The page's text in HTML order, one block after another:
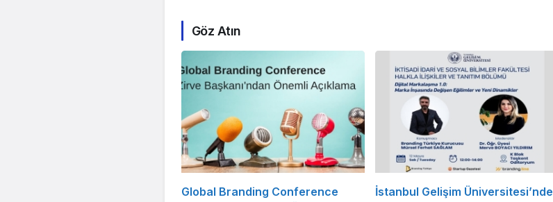
Göz Atın
Global Branding Conference
İstanbul Gelişim Üniversitesi’nde